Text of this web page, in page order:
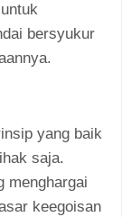
bersyukur
yang baik
saja.
menghargai
keegoisan